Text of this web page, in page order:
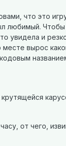
что это
любимый.
увидела и
вырос
от чего,